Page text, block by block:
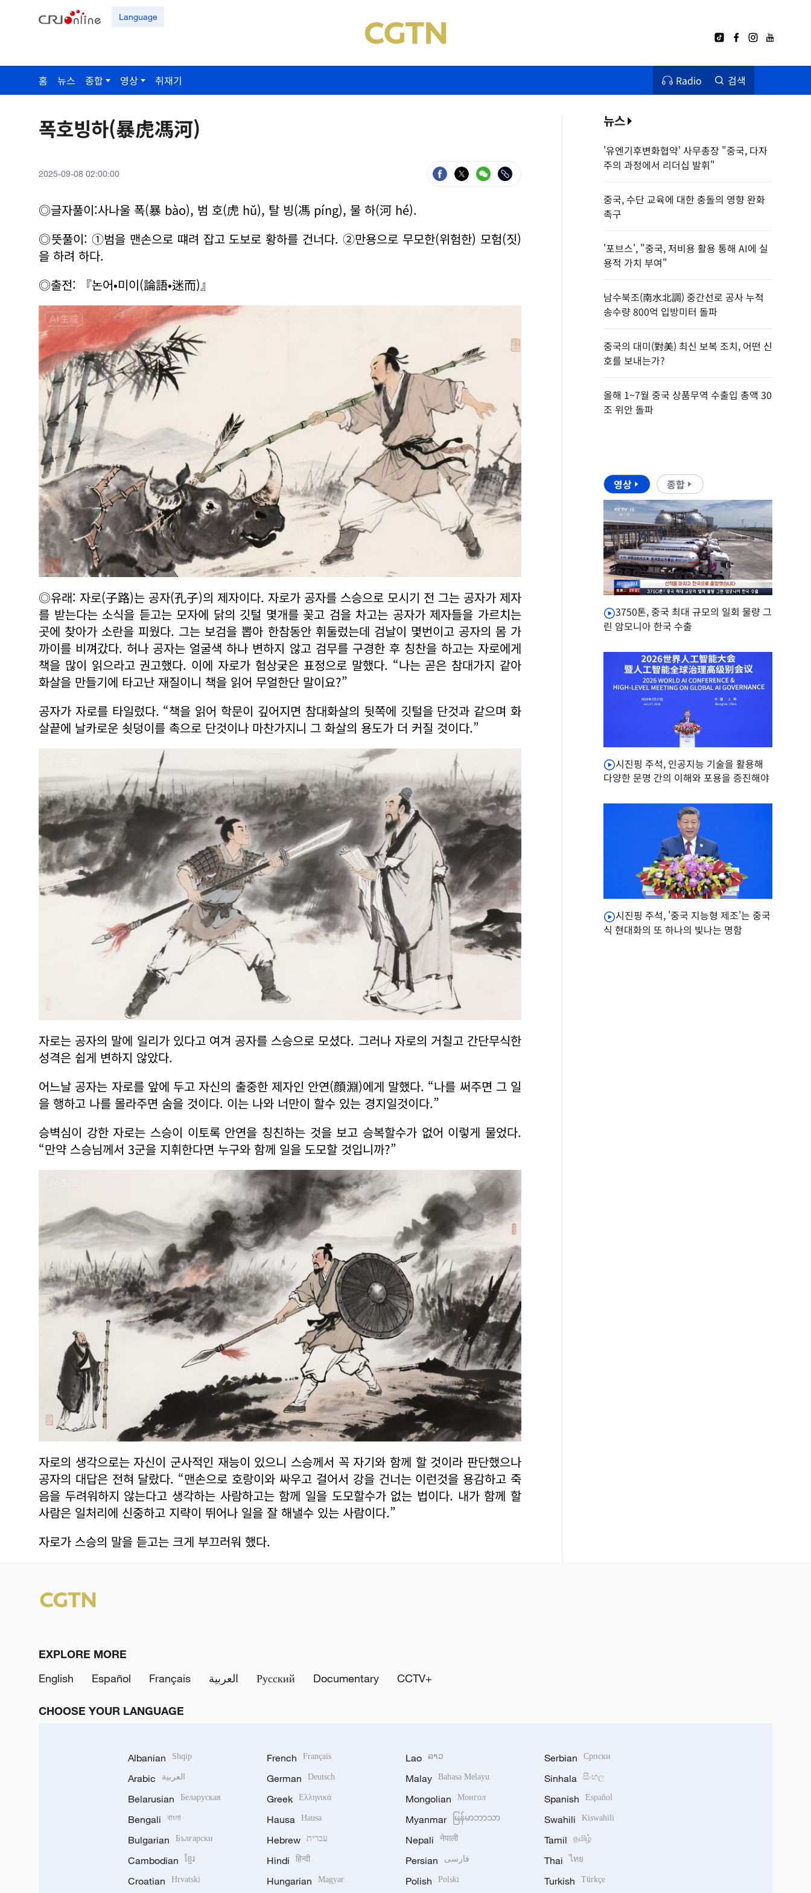
Language
홈 뉴스 종합 영상 취재기 Radio 검색
폭호빙하(暴虎馮河)
2025-09-08 02:00:00
◎글자풀이:사나울 폭(暴 bào), 범 호(虎 hǔ), 탈 빙(馮 píng), 물 하(河 hé).
◎뜻풀이: ①범을 맨손으로 떄려 잡고 도보로 황하를 건너다. ②만용으로 무모한(위험한) 모험(짓)
을 하려 하다.
◎출전: 『논어•미이(論語•迷而)』
◎유래: 자로(子路)는 공자(孔子)의 제자이다. 자로가 공자를 스승으로 모시기 전 그는 공자가 제자
를 받는다는 소식을 듣고는 모자에 닭의 깃털 몇개를 꽂고 검을 차고는 공자가 제자들을 가르치는
곳에 찾아가 소란을 피웠다. 그는 보검을 뽑아 한참동안 휘둘렀는데 검날이 몇번이고 공자의 몸 가
까이를 비껴갔다. 허나 공자는 얼굴색 하나 변하지 않고 검무를 구경한 후 칭찬을 하고는 자로에게
책을 많이 읽으라고 권고했다. 이에 자로가 험상궂은 표정으로 말했다. “나는 곧은 참대가지 같아
화살을 만들기에 타고난 재질이니 책을 읽어 무얼한단 말이요?”
공자가 자로를 타일렀다. “책을 읽어 학문이 깊어지면 참대화살의 뒷쪽에 깃털을 단것과 같으며 화
살끝에 날카로운 쇳덩이를 촉으로 단것이나 마찬가지니 그 화살의 용도가 더 커질 것이다.”
자로는 공자의 말에 일리가 있다고 여겨 공자를 스승으로 모셨다. 그러나 자로의 거칠고 간단무식한
성격은 쉽게 변하지 않았다.
어느날 공자는 자로를 앞에 두고 자신의 출중한 제자인 안연(顔淵)에게 말했다. “나를 써주면 그 일
을 행하고 나를 몰라주면 숨을 것이다. 이는 나와 너만이 할수 있는 경지일것이다.”
승벽심이 강한 자로는 스승이 이토록 안연을 칭친하는 것을 보고 승복할수가 없어 이렇게 물었다.
“만약 스승님께서 3군을 지휘한다면 누구와 함께 일을 도모할 것입니까?”
자로의 생각으로는 자신이 군사적인 재능이 있으니 스승께서 꼭 자기와 함께 할 것이라 판단했으나
공자의 대답은 전혀 달랐다. “맨손으로 호랑이와 싸우고 걸어서 강을 건너는 이런것을 용감하고 죽
음을 두려워하지 않는다고 생각하는 사람하고는 함께 일을 도모할수가 없는 법이다. 내가 함께 할
사람은 일처리에 신중하고 지략이 뛰어나 일을 잘 해낼수 있는 사람이다.”
자로가 스승의 말을 듣고는 크게 부끄러워 했다.
뉴스
'유엔기후변화협약' 사무총장 "중국, 다자
주의 과정에서 리더십 발휘"
중국, 수단 교육에 대한 충돌의 영향 완화
촉구
'포브스', "중국, 저비용 활용 통해 AI에 실
용적 가치 부여"
남수북조(南水北調) 중간선로 공사 누적
송수량 800억 입방미터 돌파
중국의 대미(對美) 최신 보복 조치, 어떤 신
호를 보내는가?
올해 1~7월 중국 상품무역 수출입 총액 30
조 위안 돌파
영상 종합
3750톤, 중국 최대 규모의 일회 물량 그
린 암모니아 한국 수출
시진핑 주석, 인공지능 기술을 활용해
다양한 문명 간의 이해와 포용을 증진해야
시진핑 주석, '중국 지능형 제조'는 중국
식 현대화의 또 하나의 빛나는 명함
EXPLORE MORE
English
Español Français العربية Русский Documentary CCTV+
CHOOSE YOUR LANGUAGE
Albanian Shqip
Arabic العربية
Belarusian Беларуская
Bengali বাংলা
Bulgarian Български
Cambodian ខ្មែរ
Croatian Hrvatski
French Français
German Deutsch
Greek Ελληνικά
Hausa Hausa
Hebrew עברית
Hindi हिन्दी
Hungarian Magyar
Lao ລາວ
Malay Bahasa Melayu
Mongolian Монгол
Myanmar မြန်မာဘာသာ
Nepali नेपाली
Persian فارسی
Polish Polski
Serbian Српски
Sinhala සිංහල
Spanish Español
Swahili Kiswahili
Tamil தமிழ்
Thai ไทย
Turkish Türkçe